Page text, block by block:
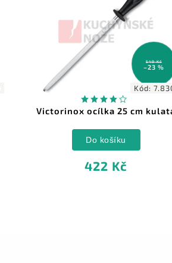
549 Kč
–23 %
Kód:
Victorinox ocílka 25 cm
422 Kč
Do košíku